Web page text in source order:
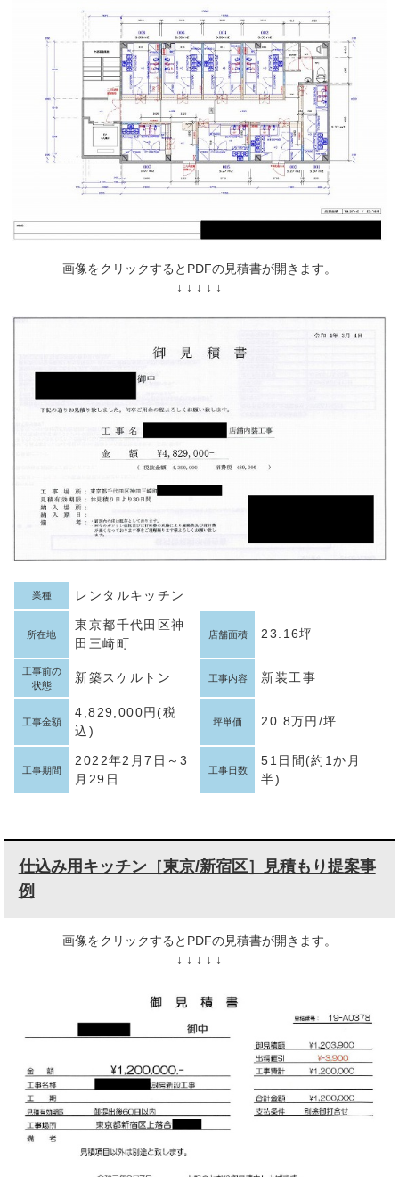
画像をクリックするとPDFの見積書が開きます。
↓ ↓ ↓ ↓ ↓
業種 レンタルキッチン
所在地
東京都千代田区神
田三崎町
店舗面積 23.16坪
工事前の
状態
新築スケルトン 工事内容 新装工事
工事金額
4,829,000円(税
込)
坪単価 20.8万円/坪
工事期間
2022年2月7日～3
月29日
工事日数
51日間(約1か月
半)
仕込み用キッチン［東京/新宿区］見積もり提案事
例
画像をクリックするとPDFの見積書が開きます。
↓ ↓ ↓ ↓ ↓